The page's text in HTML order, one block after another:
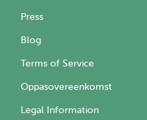
Press
Blog
Terms of Service
Oppasovereenkomst
Legal Information